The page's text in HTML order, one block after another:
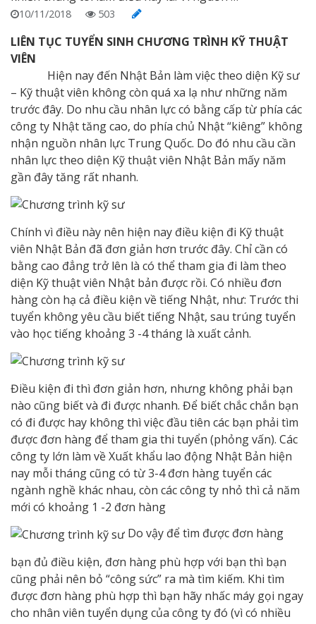
10/11/2018 503
LIÊN TỤC TUYỂN SINH CHƯƠNG TRÌNH KỸ THUẬT
VIÊN
Hiện nay đến Nhật Bản làm việc theo diện Kỹ sư
– Kỹ thuật viên không còn quá xa lạ như những năm
trước đây. Do nhu cầu nhân lực có bằng cấp từ phía các
công ty Nhật tăng cao, do phía chủ Nhật “kiêng” không
nhận nguồn nhân lực Trung Quốc. Do đó nhu cầu cần
nhân lực theo diện Kỹ thuật viên Nhật Bản mấy năm
gần đây tăng rất nhanh.
Chính vì điều này nên hiện nay điều kiện đi Kỹ thuật
viên Nhật Bản đã đơn giản hơn trước đây. Chỉ cần có
bằng cao đẳng trở lên là có thể tham gia đi làm theo
diện Kỹ thuật viên Nhật bản được rồi. Có nhiều đơn
hàng còn hạ cả điều kiện về tiếng Nhật, như: Trước thi
tuyển không yêu cầu biết tiếng Nhật, sau trúng tuyển
vào học tiếng khoảng 3 -4 tháng là xuất cảnh.
Điều kiện đi thì đơn giản hơn, nhưng không phải bạn
nào cũng biết và đi được nhanh. Để biết chắc chắn bạn
có đi được hay không thì việc đầu tiên các bạn phải tìm
được đơn hàng để tham gia thi tuyển (phỏng vấn). Các
công ty lớn làm về Xuất khẩu lao động Nhật Bản hiện
nay mỗi tháng cũng có từ 3-4 đơn hàng tuyển các
ngành nghề khác nhau, còn các công ty nhỏ thì cả năm
mới có khoảng 1 -2 đơn hàng
Do vậy để tìm được đơn hàng
bạn đủ điều kiện, đơn hàng phù hợp với bạn thì bạn
cũng phải nên bỏ “công sức” ra mà tìm kiếm. Khi tìm
được đơn hàng phù hợp thì bạn hãy nhấc máy gọi ngay
cho nhân viên tuyển dụng của công ty đó (vì có nhiều